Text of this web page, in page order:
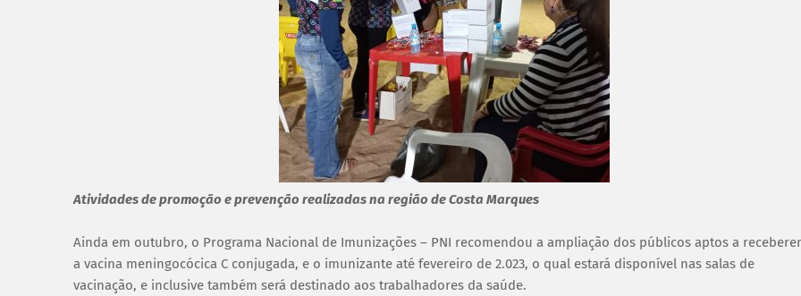
Atividades de promoção e prevenção realizadas na região de Costa Marques
Ainda em outubro, o Programa Nacional de Imunizações – PNI recomendou a ampliação dos públicos aptos a
a vacina meningocócica C conjugada, e o imunizante até fevereiro de 2.023, o qual estará disponível nas salas de
vacinação, e inclusive também será destinado aos trabalhadores da saúde.